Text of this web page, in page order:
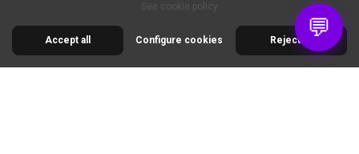
💬
© 2026 Cimaise Tableau. Tous droits réservés.
See cookie policy
Accept all Reject all
Configure cookies